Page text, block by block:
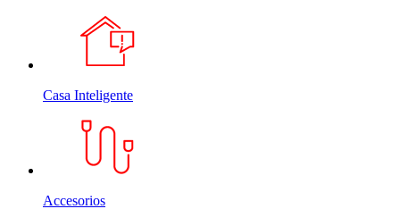
Casa Inteligente
Accesorios